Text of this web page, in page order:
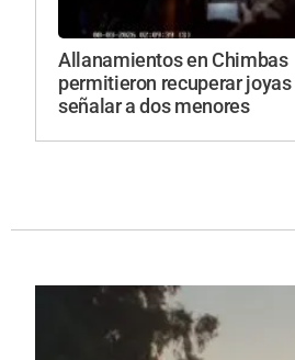
Allanamientos en Chimbas
permitieron recuperar joyas
señalar a dos menores